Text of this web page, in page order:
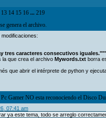
13 14 15 16 ... 219
genera el archivo.
caracteres consecutivos
la que crea el archivo Mywords.txt borra
que abrir el intérprete de python y
Gamer NO esta reconociendo el Disco
07:41 am
ya este tema, todo se arreglo